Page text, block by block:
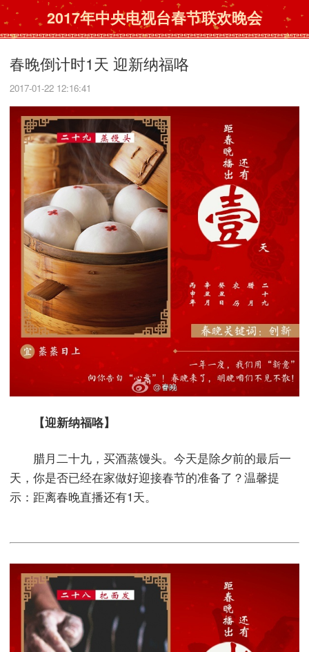
2017年中央电视台春节联欢晚会
春晚倒计时1天 迎新纳福咯
2017-01-22 12:16:41
【迎新纳福咯】
腊月二十九，买酒蒸馒头。今天是除夕前的最后一
天，你是否已经在家做好迎接春节的准备了？温馨提
示：距离春晚直播还有1天。